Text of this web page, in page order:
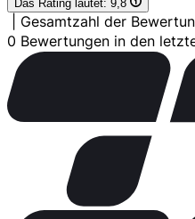
Das Rating lautet: 9,8
Gesamtzahl der
0 Bewertungen in den